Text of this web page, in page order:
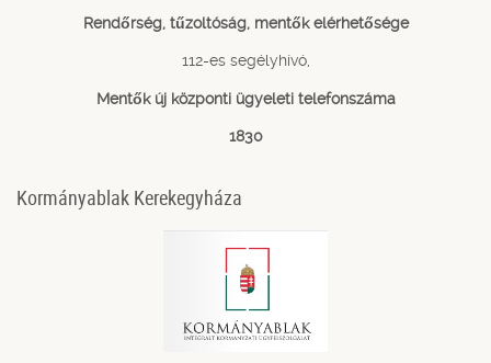
Rendőrség, tűzoltóság, mentők elérhetősége
112-es segélyhívó,
Mentők új központi ügyeleti telefonszáma
1830
Kormányablak Kerekegyháza